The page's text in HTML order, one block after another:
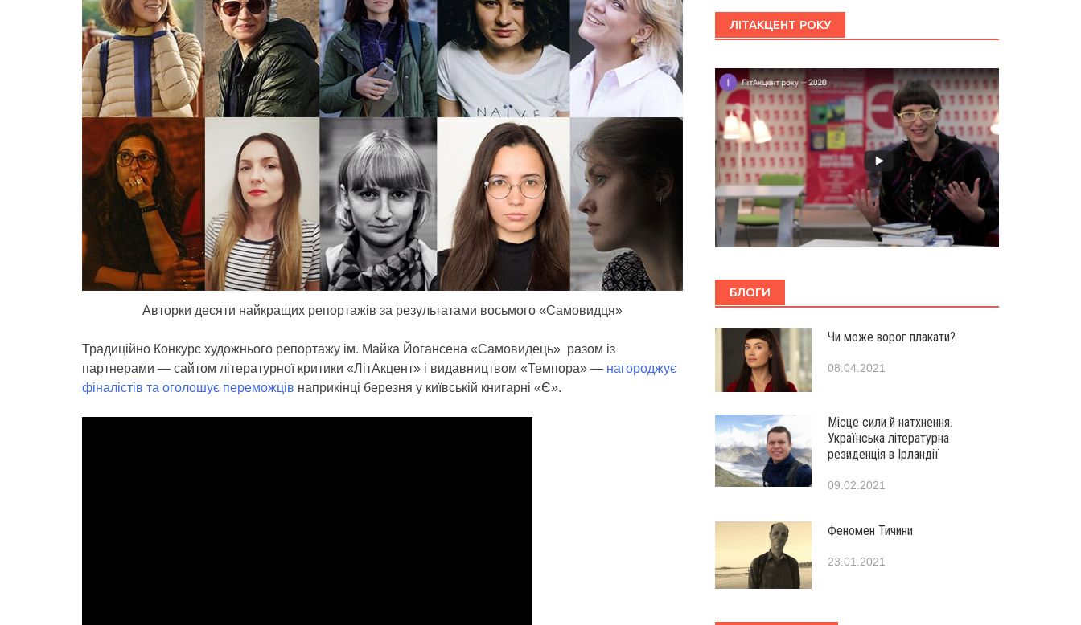
Авторки десяти найкращих репортажів за результатами восьмого «Самовидця»
Традиційно Конкурс художнього репортажу ім. Майка Йогансена «Самовидець» разом із
партнерами — сайтом літературної критики «ЛітАкцент» і видавництвом «Темпора» — нагороджує
фіналістів та оголошує переможців наприкінці березня у київській книгарні «Є».
ЛІТАКЦЕНТ РОКУ
БЛОГИ
Чи може ворог плакати?
08.04.2021
Місце сили й натхнення.
Українська літературна
резиденція в Ірландії
09.02.2021
Феномен Тичини
23.01.2021